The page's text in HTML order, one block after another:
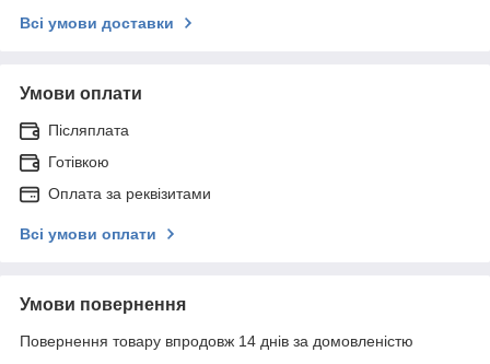
Всі умови доставки
Умови оплати
Післяплата
Готівкою
Оплата за реквізитами
Всі умови оплати
Умови повернення
Повернення товару впродовж 14 днів за домовленістю